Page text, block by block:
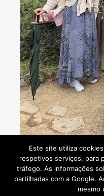
Consultoria de
Este site utiliza
respetivos serviços, para
tráfego. As informações
partilhadas com a Google.
mesmo